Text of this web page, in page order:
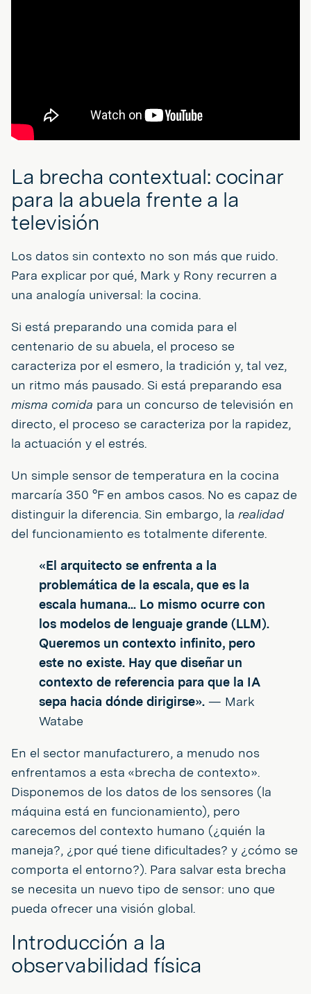
La brecha contextual: cocinar
para la abuela frente a la
televisión
Los datos sin contexto no son más que ruido.
Para explicar por qué, Mark y Rony recurren a
una analogía universal: la cocina.
Si está preparando una comida para el
centenario de su abuela, el proceso se
caracteriza por el esmero, la tradición y, tal vez,
un ritmo más pausado. Si está preparando esa
misma comida para un concurso de televisión en
directo, el proceso se caracteriza por la rapidez,
la actuación y el estrés.
Un simple sensor de temperatura en la cocina
marcaría 350 °F en ambos casos. No es capaz de
distinguir la diferencia. Sin embargo, la realidad
del funcionamiento es totalmente diferente.
«El arquitecto se enfrenta a la
problemática de la escala, que es la
escala humana... Lo mismo ocurre con
los modelos de lenguaje grande (LLM).
Queremos un contexto infinito, pero
este no existe. Hay que diseñar un
contexto de referencia para que la IA
sepa hacia dónde dirigirse». — Mark
Watabe
En el sector manufacturero, a menudo nos
enfrentamos a esta «brecha de contexto».
Disponemos de los datos de los sensores (la
máquina está en funcionamiento), pero
carecemos del contexto humano (¿quién la
maneja?, ¿por qué tiene dificultades? y ¿cómo se
comporta el entorno?). Para salvar esta brecha
se necesita un nuevo tipo de sensor: uno que
pueda ofrecer una visión global.
Introducción a la
observabilidad física